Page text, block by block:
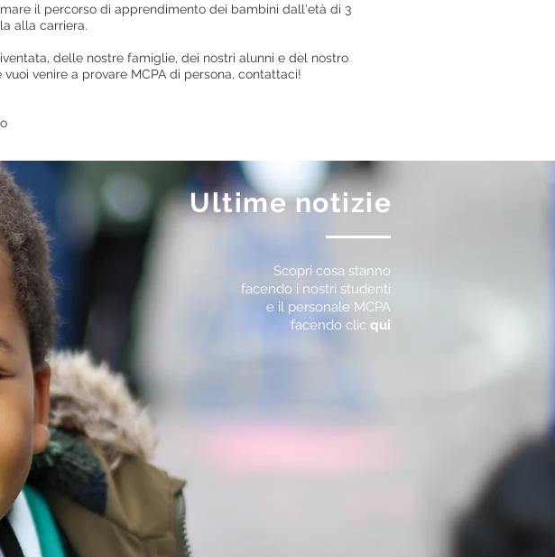
il percorso di apprendimento dei bambini dall'età di 3
alla carriera.
delle nostre famiglie, dei nostri alunni e del nostro
venire a provare MCPA di persona, contattaci!
Ultime notizie
Scopri cosa stanno
facendo i nostri studenti
e il personale MCPA
facendo clic qui